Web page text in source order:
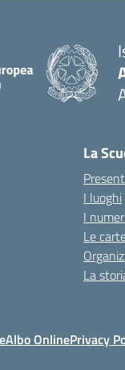
La
I luoghi
I
Le
La
Albo OnlinePrivacy